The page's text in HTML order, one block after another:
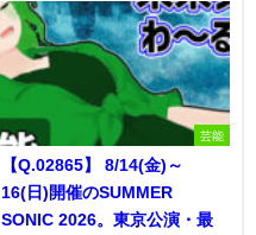
芸能
【Q.02865】 8/14(金)～
16(日)開催のSUMMER
SONIC 2026。東京公演・最